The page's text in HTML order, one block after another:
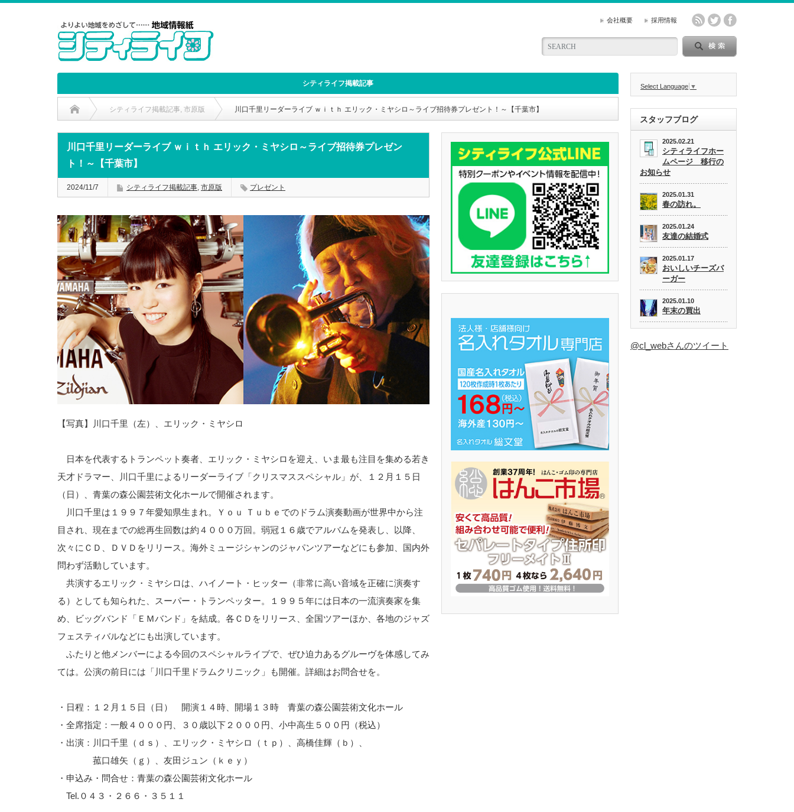
会社概要 採用情報
シティライフ掲載記事
シティライフ掲載記事, 市原版 川口千里リーダーライブ ｗｉｔｈ エリック・ミヤシロ～ライブ招待券プレゼント！～【千葉市】
川口千里リーダーライブ ｗｉｔｈ エリック・ミヤシロ～ライブ招待券プレゼン
ト！～【千葉市】
2024/11/7 シティライフ掲載記事, 市原版 プレゼント
【写真】川口千里（左）、エリック・ミヤシロ
日本を代表するトランペット奏者、エリック・ミヤシロを迎え、いま最も注目を集める若き
天才ドラマー、川口千里によるリーダーライブ「クリスマススペシャル」が、１２月１５日
（日）、青葉の森公園芸術文化ホールで開催されます。
川口千里は１９９７年愛知県生まれ。Ｙｏｕ Ｔｕｂｅでのドラム演奏動画が世界中から注
目され、現在までの総再生回数は約４０００万回。弱冠１６歳でアルバムを発表し、以降、
次々にＣＤ、ＤＶＤをリリース。海外ミュージシャンのジャパンツアーなどにも参加、国内外
問わず活動しています。
共演するエリック・ミヤシロは、ハイノート・ヒッター（非常に高い音域を正確に演奏す
る）としても知られた、スーパー・トランペッター。１９９５年には日本の一流演奏家を集
め、ビッグバンド「ＥＭバンド」を結成。各ＣＤをリリース、全国ツアーほか、各地のジャズ
フェスティバルなどにも出演しています。
ふたりと他メンバーによる今回のスペシャルライブで、ぜひ迫力あるグルーヴを体感してみ
ては。公演の前日には「川口千里ドラムクリニック」も開催。詳細はお問合せを。
・日程：１２月１５日（日） 開演１４時、開場１３時 青葉の森公園芸術文化ホール
・全席指定：一般４０００円、３０歳以下２０００円、小中高生５００円（税込）
・出演：川口千里（ｄｓ）、エリック・ミヤシロ（ｔｐ）、高橋佳輝（ｂ）、
菰口雄矢（ｇ）、友田ジュン（ｋｅｙ）
・申込み・問合せ：青葉の森公園芸術文化ホール
Tel.０４３・２６６・３５１１
Select Language ▼
スタッフブログ
2025.02.21
シティライフホー
ムページ 移行の
お知らせ
2025.01.31
春の訪れ。
2025.01.24
友達の結婚式
2025.01.17
おいしいチーズバ
ーガー
2025.01.10
年末の買出
@cl_webさんのツイート